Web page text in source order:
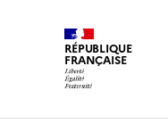
RÉPUBLIQUE
FRANÇAISE